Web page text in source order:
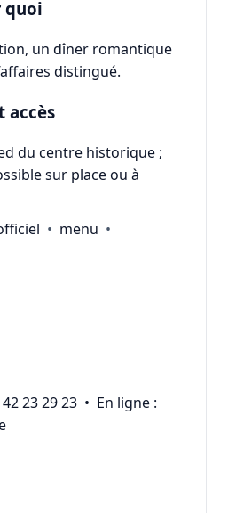
quoi
un dîner romantique
distingué.
accès
du centre historique ;
sur place ou à
• menu •
23 29 23• En ligne :